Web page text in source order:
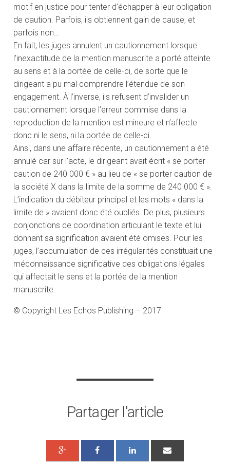
motif en justice pour tenter d’échapper à leur obligation
de caution. Parfois, ils obtiennent gain de cause, et
parfois non…
En fait, les juges annulent un cautionnement lorsque
l’inexactitude de la mention manuscrite a porté atteinte
au sens et à la portée de celle-ci, de sorte que le
dirigeant a pu mal comprendre l’étendue de son
engagement. À l’inverse, ils refusent d’invalider un
cautionnement lorsque l’erreur commise dans la
reproduction de la mention est mineure et n’affecte
donc ni le sens, ni la portée de celle-ci.
Ainsi, dans une affaire récente, un cautionnement a été
annulé car sur l’acte, le dirigeant avait écrit « se porter
caution de 240 000 € » au lieu de « se porter caution de
la société X dans la limite de la somme de 240 000 € ».
L’indication du débiteur principal et les mots « dans la
limite de » avaient donc été oubliés. De plus, plusieurs
conjonctions de coordination articulant le texte et lui
donnant sa signification avaient été omises. Pour les
juges, l’accumulation de ces irrégularités constituait une
méconnaissance significative des obligations légales
qui affectait le sens et la portée de la mention
manuscrite.
© Copyright Les Echos Publishing – 2017
Partager l'article